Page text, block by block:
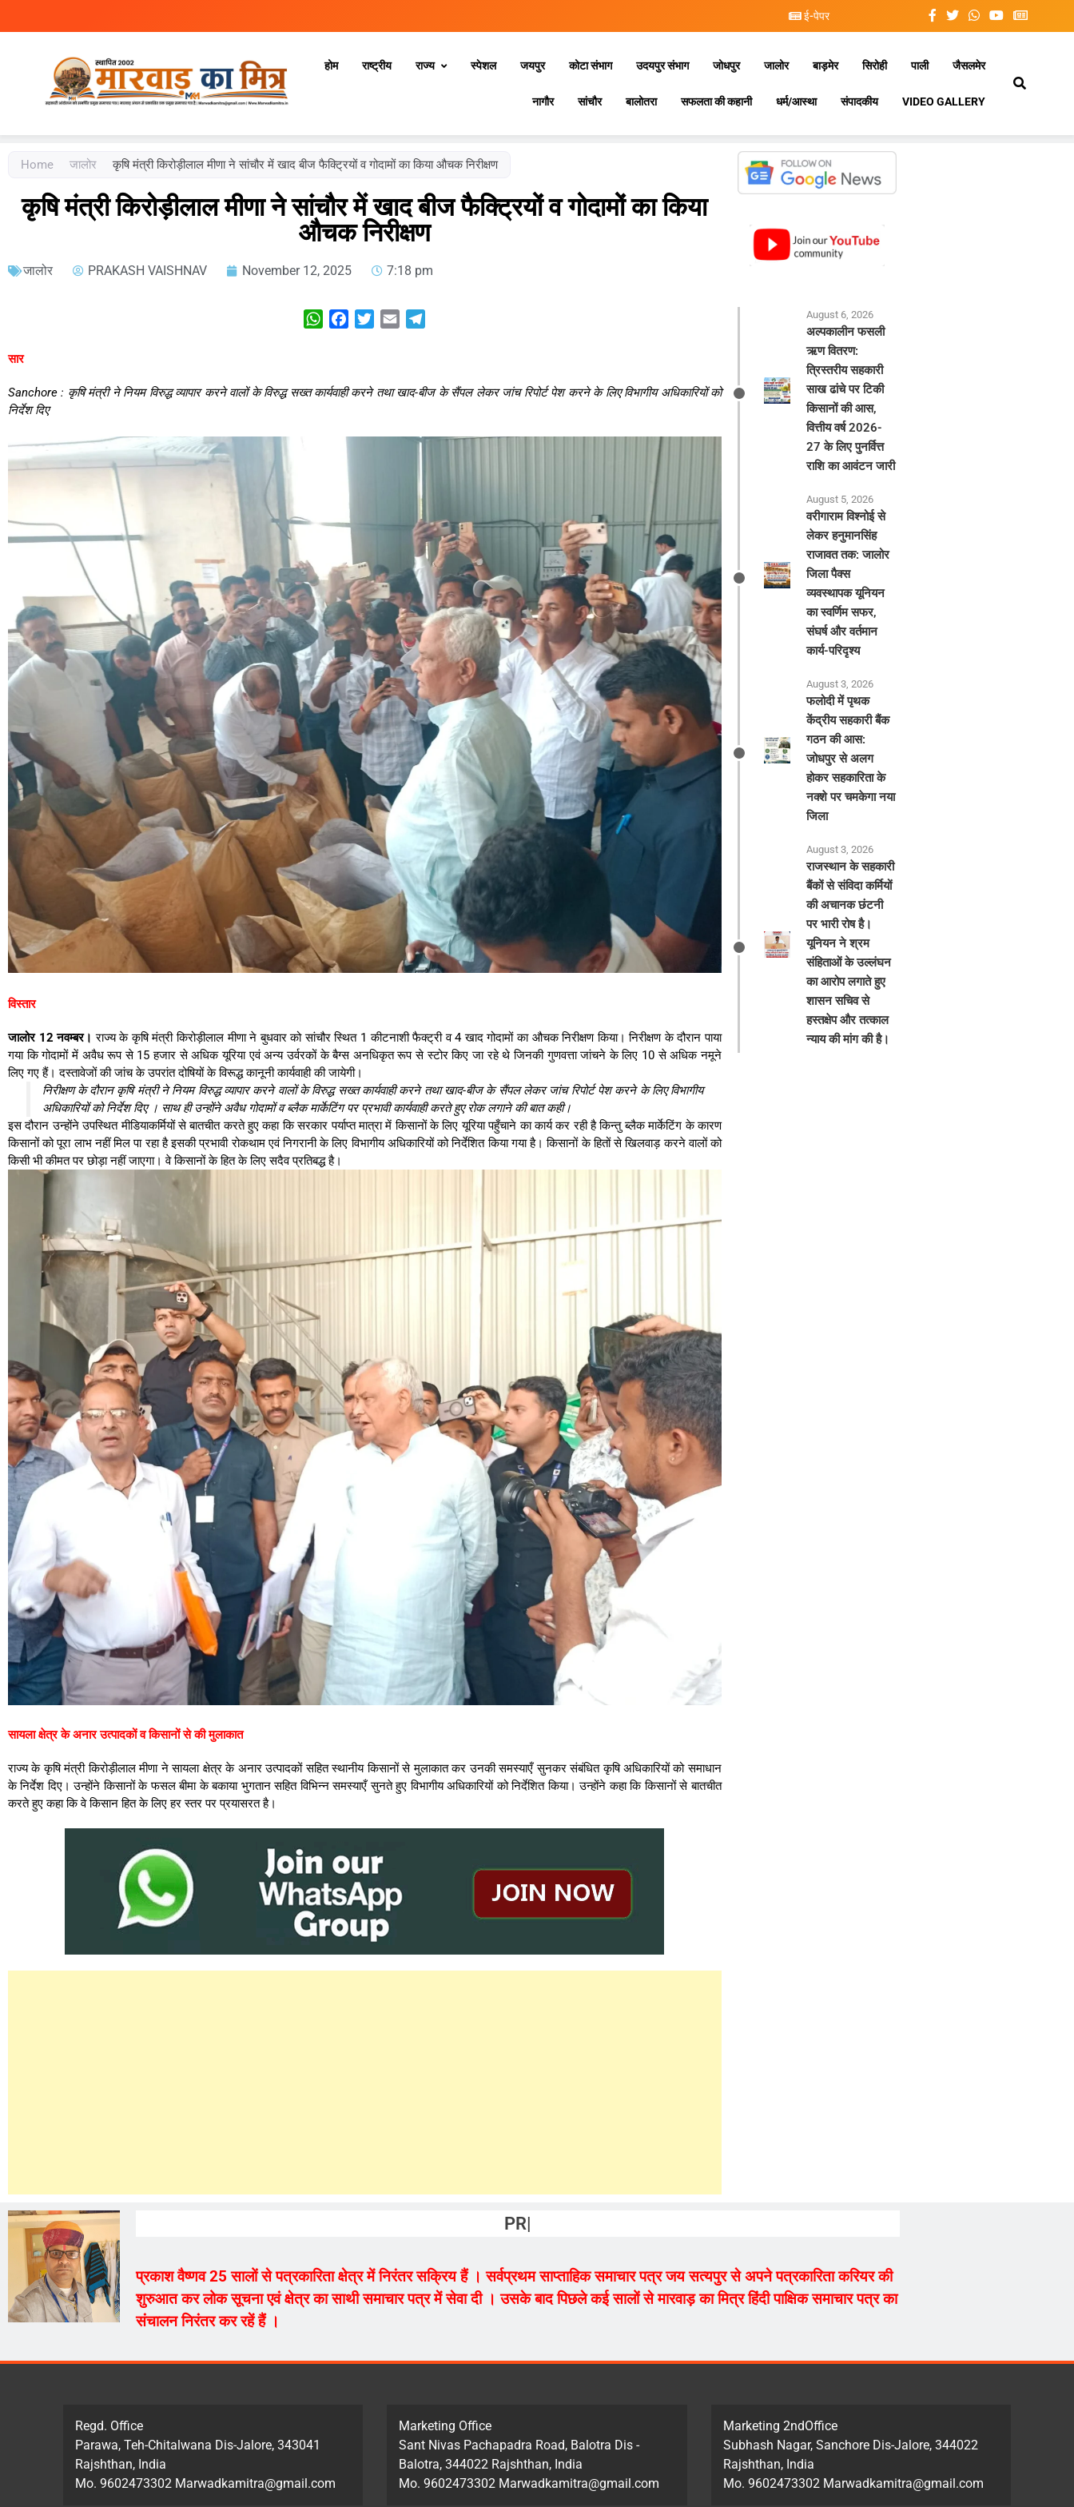
ई-पेपर
Marwad Ka Mitra
होम राष्ट्रीय राज्य स्‍पेशल जयपुर कोटा संभाग उदयपुर संभाग जोधपुर जालोर बाड़मेर सिरोही पाली जैसलमेर
नागौर सांचौर बालोतरा सफलता की कहानी धर्म/आस्था संपादकीय VIDEO GALLERY
Home जालोर कृषि मंत्री किरोड़ीलाल मीणा ने सांचौर में खाद बीज फैक्ट्रियों व गोदामों का किया औचक निरीक्षण
कृषि मंत्री किरोड़ीलाल मीणा ने सांचौर में खाद बीज फैक्ट्रियों व गोदामों का किया
औचक निरीक्षण
जालोर PRAKASH VAISHNAV November 12, 2025 7:18 pm
WhatsAppFacebookTwitterEmail
सार
Sanchore : कृषि मंत्री ने नियम विरुद्ध व्यापार करने वालों के विरुद्ध सख्त कार्यवाही करने तथा खाद-बीज के सैंपल लेकर जांच रिपोर्ट पेश करने के लिए विभागीय अधिकारियों को
निर्देश दिए
विस्तार
जालोर 12 नवम्बर। राज्य के कृषि मंत्री किरोड़ीलाल मीणा ने बुधवार को सांचौर स्थित 1 कीटनाशी फैक्ट्री व 4 खाद गोदामों का औचक निरीक्षण किया। निरीक्षण के दौरान पाया
गया कि गोदामों में अवैध रूप से 15 हजार से अधिक यूरिया एवं अन्य उर्वरकों के बैग्स अनधिकृत रूप से स्टोर किए जा रहे थे जिनकी गुणवत्ता जांचने के लिए 10 से अधिक नमूने
लिए गए हैं। दस्तावेजों की जांच के उपरांत दोषियों के विरूद्ध कानूनी कार्यवाही की जायेगी।
निरीक्षण के दौरान कृषि मंत्री ने नियम विरुद्ध व्यापार करने वालों के विरुद्ध सख्त कार्यवाही करने तथा खाद-बीज के सैंपल लेकर जांच रिपोर्ट पेश करने के लिए विभागीय
अधिकारियों को निर्देश दिए । साथ ही उन्होंने अवैध गोदामों व ब्लैक मार्केटिंग पर प्रभावी कार्यवाही करते हुए रोक लगाने की बात कही।
इस दौरान उन्होंने उपस्थित मीडियाकर्मियों से बातचीत करते हुए कहा कि सरकार पर्याप्त मात्रा में किसानों के लिए यूरिया पहुँचाने का कार्य कर रही है किन्तु ब्लैक मार्केटिंग के कारण
किसानों को पूरा लाभ नहीं मिल पा रहा है इसकी प्रभावी रोकथाम एवं निगरानी के लिए विभागीय अधिकारियों को निर्देशित किया गया है। किसानों के हितों से खिलवाड़ करने वालों को
किसी भी कीमत पर छोड़ा नहीं जाएगा। वे किसानों के हित के लिए सदैव प्रतिबद्ध है।
सायला क्षेत्र के अनार उत्पादकों व किसानों से की मुलाकात
राज्य के कृषि मंत्री किरोड़ीलाल मीणा ने सायला क्षेत्र के अनार उत्पादकों सहित स्थानीय किसानों से मुलाकात कर उनकी समस्याएँ सुनकर संबंधित कृषि अधिकारियों को समाधान
के निर्देश दिए। उन्होंने किसानों के फसल बीमा के बकाया भुगतान सहित विभिन्न समस्याएँ सुनते हुए विभागीय अधिकारियों को निर्देशित किया। उन्होंने कहा कि किसानों से बातचीत
करते हुए कहा कि वे किसान हित के लिए हर स्तर पर प्रयासरत है।
August 6, 2026
अल्पकालीन फसली
ऋण वितरण:
त्रिस्तरीय सहकारी
साख ढांचे पर टिकी
किसानों की आस,
वित्तीय वर्ष 2026-
27 के लिए पुनर्वित्त
राशि का आवंटन जारी
August 5, 2026
वरीगाराम विश्नोई से
लेकर हनुमानसिंह
राजावत तक: जालोर
जिला पैक्स
व्यवस्थापक यूनियन
का स्वर्णिम सफर,
संघर्ष और वर्तमान
कार्य-परिदृश्य
August 3, 2026
फलोदी में पृथक
केंद्रीय सहकारी बैंक
गठन की आस:
जोधपुर से अलग
होकर सहकारिता के
नक्शे पर चमकेगा नया
जिला
August 3, 2026
राजस्थान के सहकारी
बैंकों से संविदा कर्मियों
की अचानक छंटनी
पर भारी रोष है।
यूनियन ने श्रम
संहिताओं के उल्लंघन
का आरोप लगाते हुए
शासन सचिव से
हस्तक्षेप और तत्काल
न्याय की मांग की है।
PRAKASH VAISHNAV
प्रकाश वैष्णव 25 सालों से पत्रकारिता क्षेत्र में निरंतर सक्रिय हैं । सर्वप्रथम साप्ताहिक समाचार पत्र जय सत्यपुर से अपने पत्रकारिता करियर की
शुरुआत कर लोक सूचना एवं क्षेत्र का साथी समाचार पत्र में सेवा दी । उसके बाद पिछले कई सालों से मारवाड़ का मित्र हिंदी पाक्षिक समाचार पत्र का
संचालन निरंतर कर रहें हैं ।
Regd. Office
Parawa, Teh-Chitalwana Dis-Jalore, 343041
Rajshthan, India
Mo. 9602473302 Marwadkamitra@gmail.com
Marketing Office
Sant Nivas Pachapadra Road, Balotra Dis -
Balotra, 344022 Rajshthan, India
Mo. 9602473302 Marwadkamitra@gmail.com
Marketing 2ndOffice
Subhash Nagar, Sanchore Dis-Jalore, 344022
Rajshthan, India
Mo. 9602473302 Marwadkamitra@gmail.com